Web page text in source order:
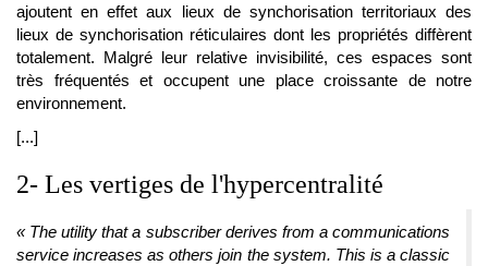
ajoutent en effet aux lieux de synchorisation territoriaux des
lieux de synchorisation réticulaires dont les propriétés diffèrent
totalement. Malgré leur relative invisibilité, ces espaces sont
très fréquentés et occupent une place croissante de notre
environnement.
[...]
2- Les vertiges de l'hypercentralité
« The utility that a subscriber derives from a communications
service increases as others join the system. This is a classic